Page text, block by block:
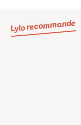
Lylo recommande